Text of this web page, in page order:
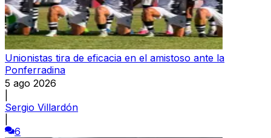
Unionistas tira de eficacia en el amistoso ante la
Ponferradina
5 ago 2026
Sergio Villardón
6